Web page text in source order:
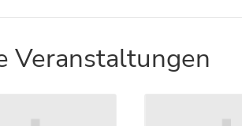
Veranstaltungen